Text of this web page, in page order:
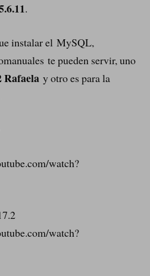
.
instalar el MySQL,
te pueden servir, uno
Rafaelay otro es para la
watch?
watch?